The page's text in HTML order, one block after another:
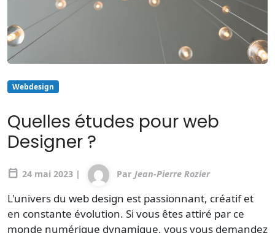
Webdesign
Quelles études pour web
Designer ?
calendar_today 24 mai 2023 | Par Jean-Pierre Rozier
L'univers du web design est passionnant, créatif et
en constante évolution. Si vous êtes attiré par ce
monde numérique dynamique, vous vous demandez